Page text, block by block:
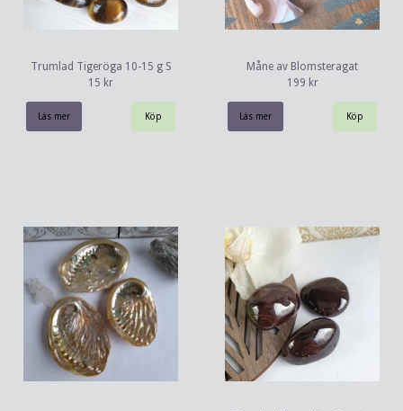
Trumlad Tigeröga 10-15 g S
15 kr
Läs mer
Måne av Blomsteragat
199 kr
Läs mer